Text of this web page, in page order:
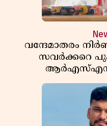
വന്ദേമാതരം
സവർക്കറെ